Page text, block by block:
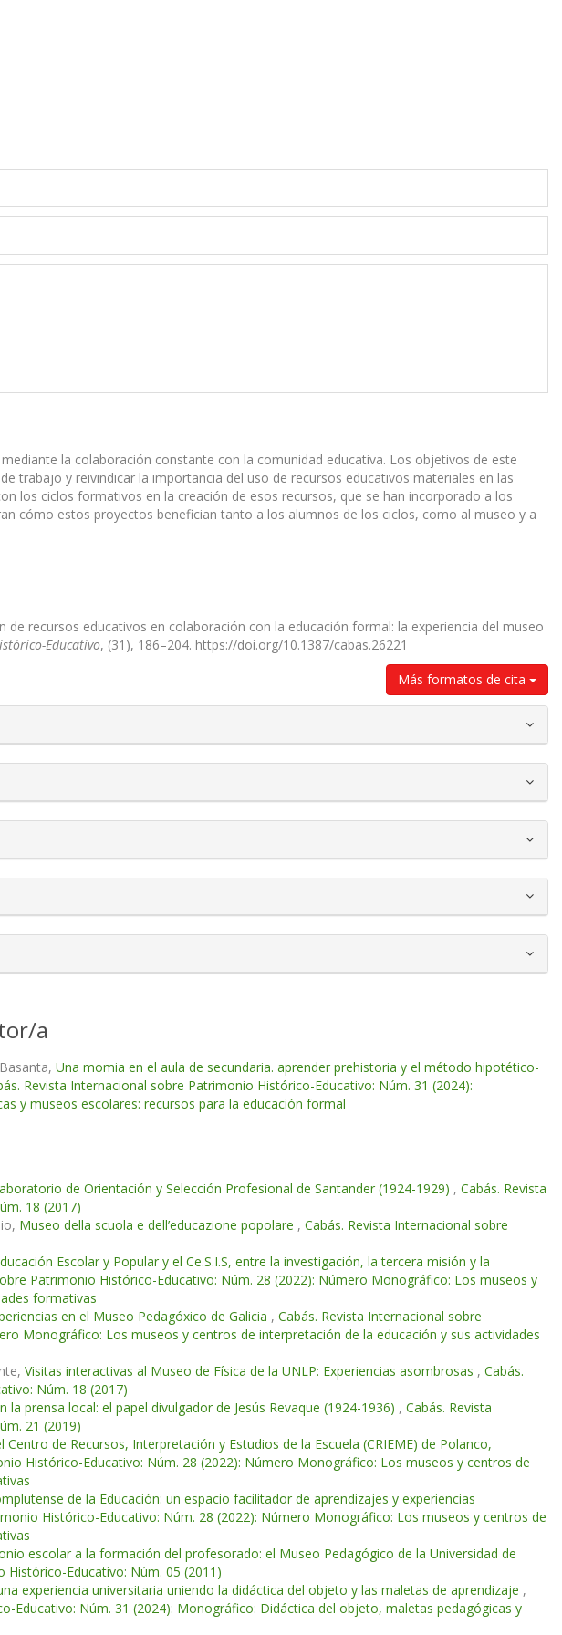
la colaboración constante con la comunidad educativa. Los objetivos de este
trabajo y reivindicar la importancia del uso de recursos educativos materiales en las
los ciclos formativos en la creación de esos recursos, que se han incorporado a los
cómo estos proyectos benefician tanto a los alumnos de los ciclos, como al museo y a
de recursos educativos en colaboración con la educación formal: la experiencia del museo
Educativo, (31), 186–204. https://doi.org/10.1387/cabas.26221
Más formatos de cita
a
Una momia en el aula de secundaria. aprender prehistoria y el método hipotético-
Revista Internacional sobre Patrimonio Histórico-Educativo: Núm. 31 (2024):
y museos escolares: recursos para la educación formal
de Orientación y Selección Profesional de Santander (1924-1929) , Cabás. Revista
18 (2017)
Museo della scuola e dell’educazione popolare , Cabás. Revista Internacional sobre
Escolar y Popular y el Ce.S.I.S, entre la investigación, la tercera misión y la
Patrimonio Histórico-Educativo: Núm. 28 (2022): Número Monográfico: Los museos y
formativas
en el Museo Pedagóxico de Galicia , Cabás. Revista Internacional sobre
Monográfico: Los museos y centros de interpretación de la educación y sus actividades
Visitas interactivas al Museo de Física de la UNLP: Experiencias asombrosas , Cabás.
Núm. 18 (2017)
prensa local: el papel divulgador de Jesús Revaque (1924-1936) , Cabás. Revista
21 (2019)
Centro de Recursos, Interpretación y Estudios de la Escuela (CRIEME) de Polanco,
Histórico-Educativo: Núm. 28 (2022): Número Monográfico: Los museos y centros de
de la Educación: un espacio facilitador de aprendizajes y experiencias
Histórico-Educativo: Núm. 28 (2022): Número Monográfico: Los museos y centros de
escolar a la formación del profesorado: el Museo Pedagógico de la Universidad de
Histórico-Educativo: Núm. 05 (2011)
experiencia universitaria uniendo la didáctica del objeto y las maletas de aprendizaje ,
Educativo: Núm. 31 (2024): Monográfico: Didáctica del objeto, maletas pedagógicas y